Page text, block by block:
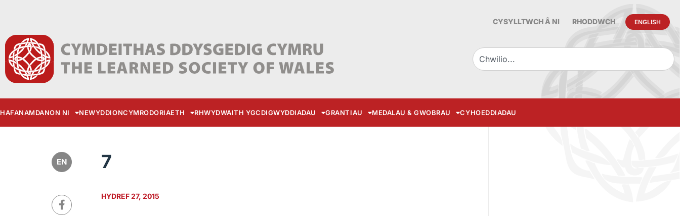
CYSYLLTWCH Â NI RHODDWCH ENGLISH
HAFANAMDANON NI NEWYDDIONCYMRODORIAETH RHWYDWAITH YGCDIGWYDDIADAU GRANTIAU MEDALAU & GWOBRAU CYHOEDDIADAU
EN 7
HYDREF 27, 2015